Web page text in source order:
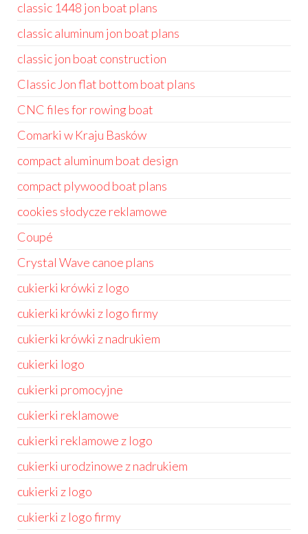
classic 1448 jon boat plans
classic aluminum jon boat plans
classic jon boat construction
Classic Jon flat bottom boat plans
CNC files for rowing boat
Comarki w Kraju Basków
compact aluminum boat design
compact plywood boat plans
cookies słodycze reklamowe
Coupé
Crystal Wave canoe plans
cukierki krówki z logo
cukierki krówki z logo firmy
cukierki krówki z nadrukiem
cukierki logo
cukierki promocyjne
cukierki reklamowe
cukierki reklamowe z logo
cukierki urodzinowe z nadrukiem
cukierki z logo
cukierki z logo firmy